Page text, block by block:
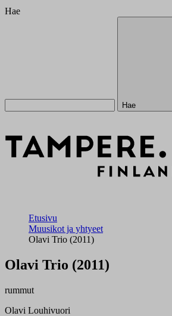
Hae
Hae
Etusivu
Muusikot ja yhtyeet
Olavi Trio (2011)
Olavi Trio (2011)
rummut
Olavi Louhivuori